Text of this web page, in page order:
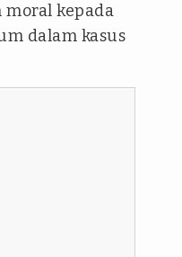
kepada
dalam kasus